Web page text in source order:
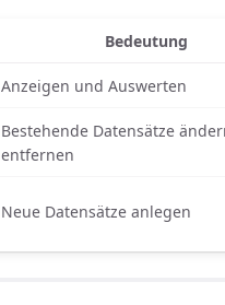
Bedeutung
Anzeigen und Auswerten
Bestehende Datensätze
entfernen
Neue Datensätze anlegen